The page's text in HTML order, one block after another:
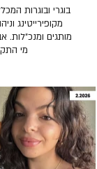
בוגרי ובוגרות
מקופירייטינג
מותגים
מי